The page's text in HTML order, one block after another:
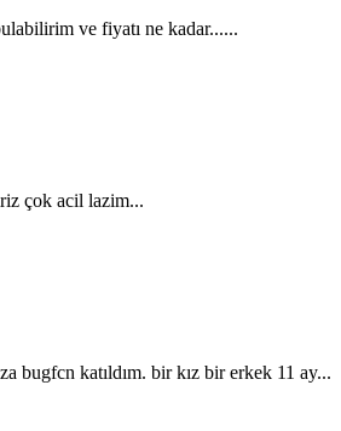
ve fiyatı ne kadar......
çok acil lazim...
bugfcn katıldım. bir kız bir erkek 11 ay...